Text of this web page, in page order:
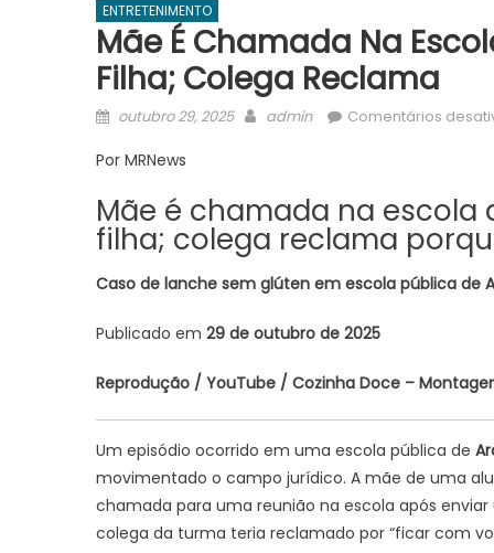
ENTRETENIMENTO
Mãe É Chamada Na
Filha; Colega Reclama
Posted
outubro 29, 2025 Author
admin Comentários
Por MRNews
Mãe é chamada na
filha; colega reclama
Caso de lanche sem glúten em escola pública de
Publicado em 29 de outubro de 2025
Reprodução / YouTube / Cozinha Doce –
Um episódio ocorrido em uma escola pública de
movimentado o campo jurídico. A mãe de uma
chamada para uma reunião na escola após
colega da turma teria reclamado por “ficar com